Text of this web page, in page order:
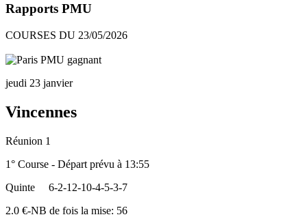
Rapports PMU
COURSES DU 23/05/2026
jeudi 23 janvier
Vincennes
Réunion 1
1° Course - Départ prévu à 13:55
Quinte
6-2-12-10-4-5-3-7
2.0 €-NB de fois la mise: 56